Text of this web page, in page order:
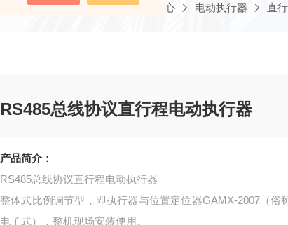
当前位置：首页 产品中心 电动执行器 直
RS485总线协议直行程电动执行器
产品简介：
RS485总线协议直行程电动执行器
整体式比例调节型，即执行器与位置定位器GAMX-2007（俗
电子式），整机现场安装使用。